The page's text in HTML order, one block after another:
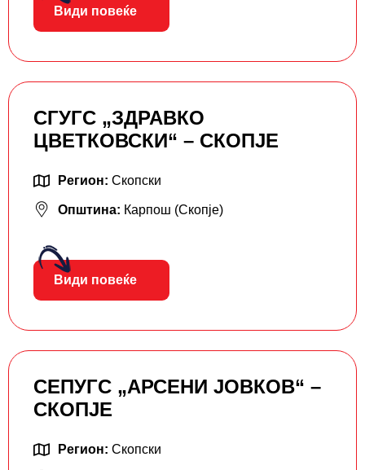
Види повеќе
СГУГС „ЗДРАВКО
ЦВЕТКОВСКИ“ – СКОПЈЕ
Регион: Скопски
Општина: Карпош (Скопје)
Види повеќе
СЕПУГС „АРСЕНИ ЈОВКОВ“ –
СКОПЈЕ
Регион: Скопски